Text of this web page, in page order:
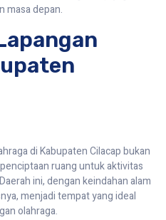
masa depan.
di Kabupaten Cilacap bukan
ruang untuk aktivitas
ini, dengan keindahan alam
menjadi tempat yang ideal
olahraga.